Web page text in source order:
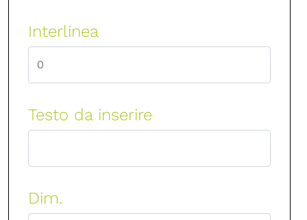
Interlinea
Testo da inserire
Dim.